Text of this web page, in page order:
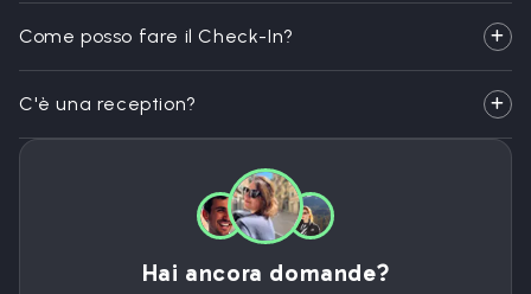
Come posso fare il Check-In?
C'è una reception?
Hai ancora domande?